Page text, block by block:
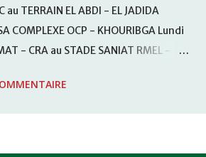
TERRAIN EL ABDI - EL JADIDA
COMPLEXE OCP - KHOURIBGA Lundi
- CRA au STADE SANIAT RMEL -
2011 15H00 WAF - OCS au